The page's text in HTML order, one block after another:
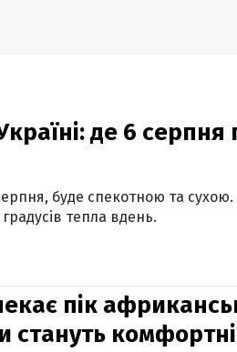
де 6 серпня
буде спекотною та
градусів тепла вдень.
пік
стануть